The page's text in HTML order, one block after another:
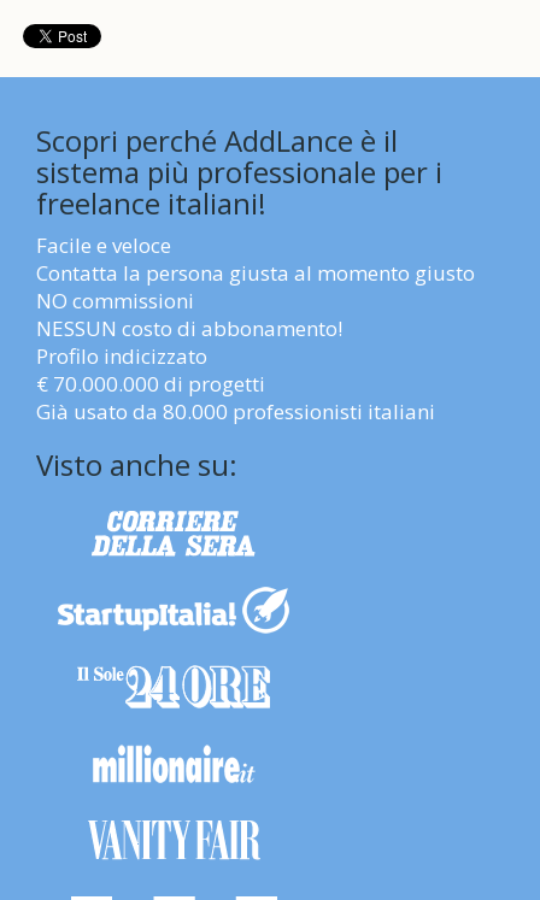
Scopri perché AddLance è il
sistema più professionale per i
freelance italiani!
Facile e veloce
Contatta la persona giusta al momento giusto
NO commissioni
NESSUN costo di abbonamento!
Profilo indicizzato
€ 70.000.000 di progetti
Già usato da 80.000 professionisti italiani
Visto anche su: